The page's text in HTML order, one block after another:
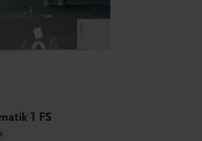
1 FS